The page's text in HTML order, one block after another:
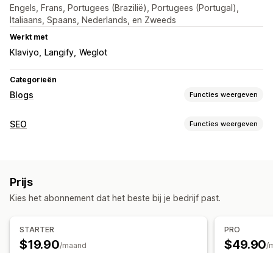
Engels, Frans, Portugees (Brazilië), Portugees (Portugal),
Italiaans, Spaans, Nederlands, en Zweeds
Werkt met
Klaviyo Langify Weglot
Categorieën
Blogs Functies weergeven
Contentontwikkeling
Afbeeldingen
Inhoudsopgave Automatische planning
SEO
Trefwoordoptimalisatie
SEO Functies weergeven
Lazy loading
Schema's AI-generatie URL-optimalisatie
Contentoptimalisatie
Optimalisatie van metagegevens
Prijs
Kies het abonnement dat het beste bij je bedrijf past.
STARTER
$19.90/maand
PRO
$49.90/